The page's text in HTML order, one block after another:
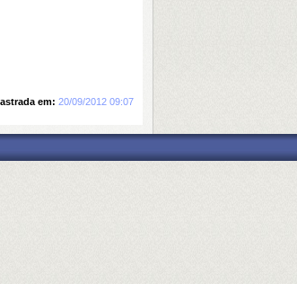
em: 20/09/2012 09:07